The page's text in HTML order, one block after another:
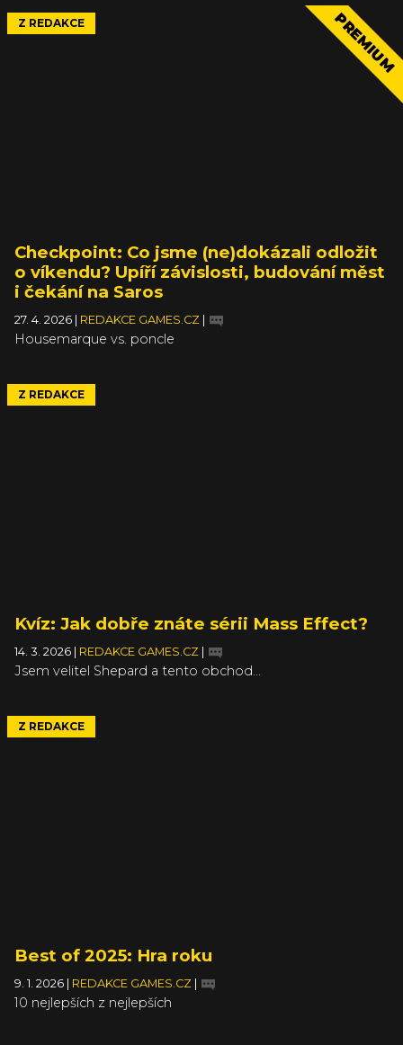
Z REDAKCE PREMIUM
Checkpoint: Co jsme (ne)dokázali odložit
o víkendu? Upíří závislosti, budování měst
i čekání na Saros
27. 4. 2026 REDAKCE GAMES.CZ
Housemarque vs. poncle
Z REDAKCE
Kvíz: Jak dobře znáte sérii Mass Effect?
14. 3. 2026 REDAKCE GAMES.CZ
Jsem velitel Shepard a tento obchod...
Z REDAKCE
Best of 2025: Hra roku
9. 1. 2026 REDAKCE GAMES.CZ
10 nejlepších z nejlepších